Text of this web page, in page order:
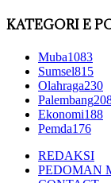
KATEGORI E
Muba1083
Sumsel815
Olahraga230
Palembang
Ekonomi188
Pemda176
REDAKSI
PEDOMAN